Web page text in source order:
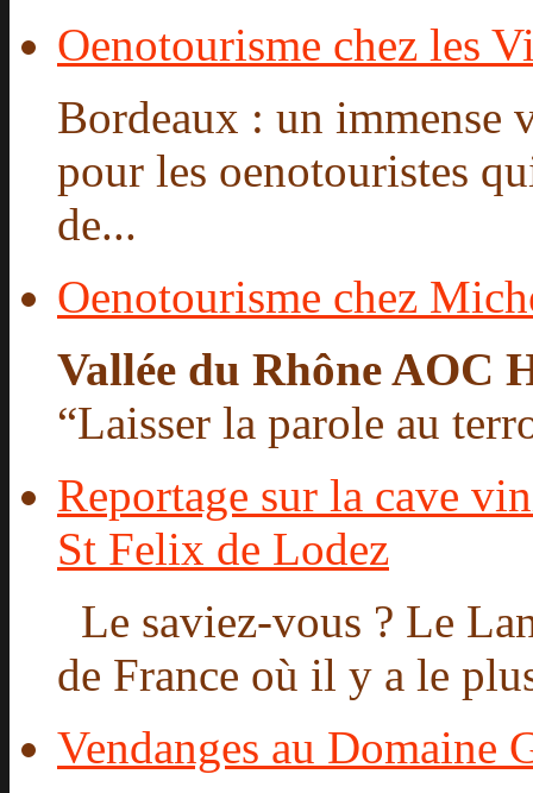
Oenotourisme chez les
Bordeaux : un immense
pour les oenotouristes
de...
Oenotourisme chez
Vallée du Rhône AOC
“Laisser la parole au
Reportage sur la cave
St Felix de Lodez
Le saviez-vous ? Le
de France où il y a le
Vendanges au Domaine